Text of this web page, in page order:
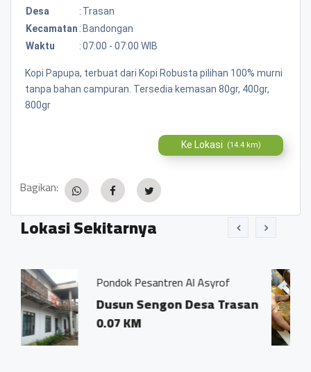
Desa
: Trasan
Kecamatan : Bandongan
Waktu
:07:00 - 07:00 WIB
Kopi Papupa, terbuat dari Kopi Robusta pilihan 100% murni
tanpa bahan campuran. Tersedia kemasan 80gr, 400gr,
800gr
Ke Lokasi (14.4 km)
Bagikan:
Lokasi Sekitarnya
Pesantren Al Asyrof
Sengon Desa Trasan
Jamu
Dsn.
Trasan
0.03 KM